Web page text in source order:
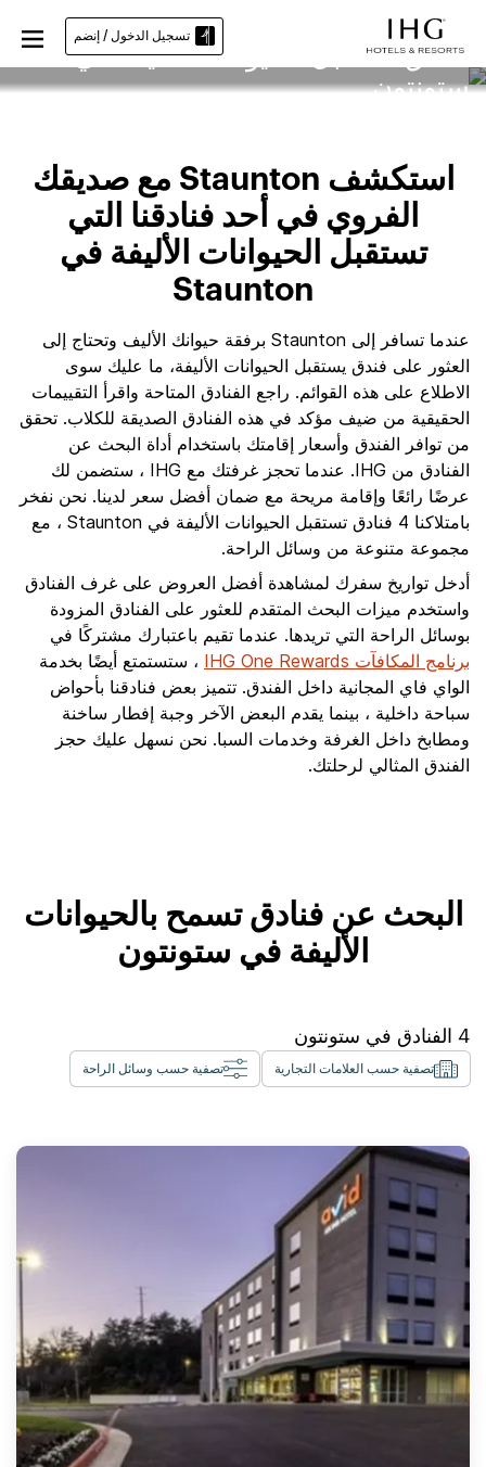
تسجيل الدخول / إنضم
فنادق تستقبل الحيوانات الأليفة في
ستونتون
استكشف Staunton مع صديقك
الفروي في أحد فنادقنا التي
تستقبل الحيوانات الأليفة في
Staunton
عندما تسافر إلى Staunton برفقة حيوانك الأليف وتحتاج إلى
العثور على فندق يستقبل الحيوانات الأليفة، ما عليك سوى
الاطلاع على هذه القوائم. راجع الفنادق المتاحة واقرأ التقييمات
الحقيقية من ضيف مؤكد في هذه الفنادق الصديقة للكلاب. تحقق
من توافر الفندق وأسعار إقامتك باستخدام أداة البحث عن
الفنادق من IHG. عندما تحجز غرفتك مع IHG ، ستضمن لك
عرضًا رائعًا وإقامة مريحة مع ضمان أفضل سعر لدينا. نحن نفخر
بامتلاكنا 4 فنادق تستقبل الحيوانات الأليفة في Staunton ، مع
مجموعة متنوعة من وسائل الراحة.
أدخل تواريخ سفرك لمشاهدة أفضل العروض على غرف الفنادق
واستخدم ميزات البحث المتقدم للعثور على الفنادق المزودة
بوسائل الراحة التي تريدها. عندما تقيم باعتبارك مشتركًا في
برنامج المكافآت IHG One Rewards
، ستستمتع أيضًا بخدمة
الواي فاي المجانية داخل الفندق. تتميز بعض فنادقنا بأحواض
سباحة داخلية ، بينما يقدم البعض الآخر وجبة إفطار ساخنة
ومطابخ داخل الغرفة وخدمات السبا. نحن نسهل عليك حجز
الفندق المثالي لرحلتك.
البحث عن فنادق تسمح بالحيوانات
الأليفة في ستونتون
4 الفنادق في ستونتون
تصفية حسب العلامات التجارية تصفية حسب وسائل الراحة